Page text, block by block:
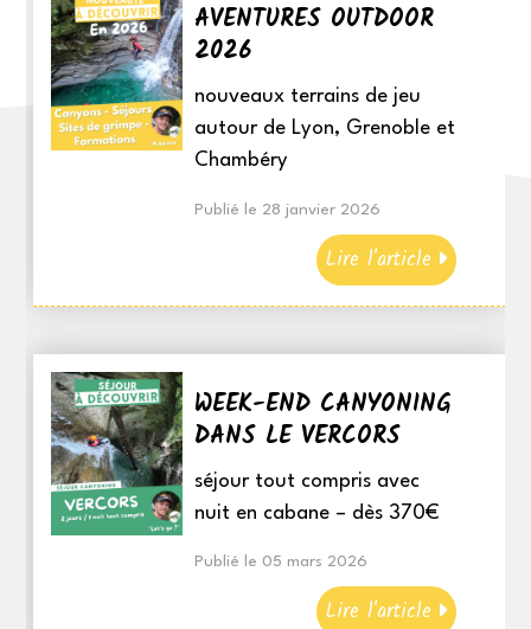
AVENTURES OUTDOOR
2026
nouveaux terrains de jeu
autour de Lyon, Grenoble et
Chambéry
Publié le 28 janvier 2026
Lire l'article
WEEK-END CANYONING
DANS LE VERCORS
séjour tout compris avec
nuit en cabane – dès 370€
Publié le 05 mars 2026
Lire l'article